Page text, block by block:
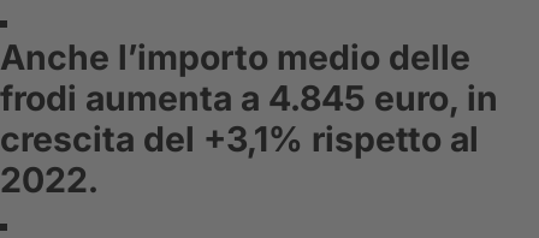
Anche l’importo medio delle
frodi aumenta a 4.845 euro, in
crescita del +3,1% rispetto al
2022.